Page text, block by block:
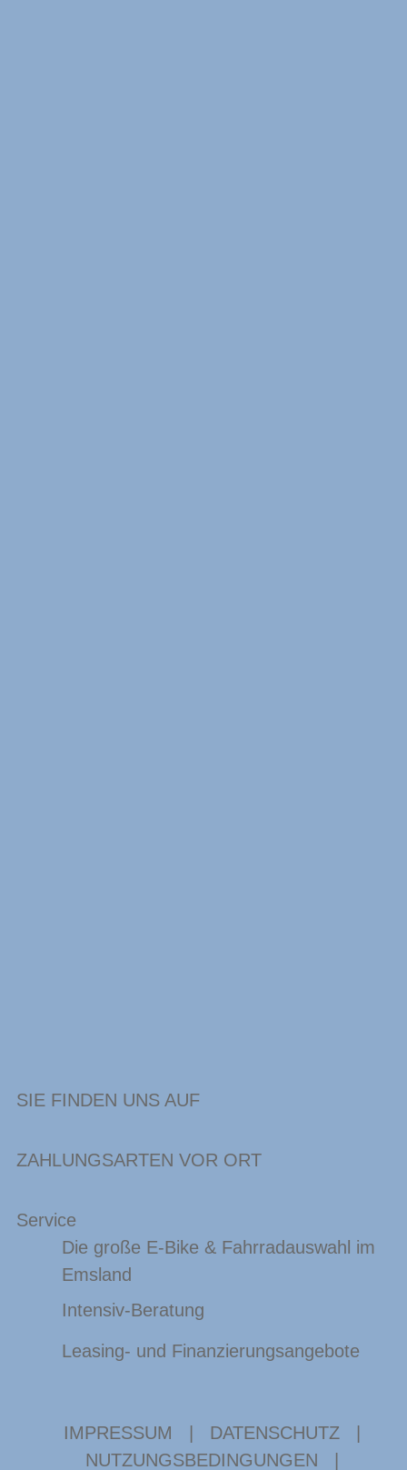
SIE FINDEN UNS AUF
ZAHLUNGSARTEN VOR ORT
Service
Die große E-Bike & Fahrradauswahl im
Emsland
Intensiv-Beratung
Leasing- und Finanzierungsangebote
IMPRESSUM DATENSCHUTZ
NUTZUNGSBEDINGUNGEN